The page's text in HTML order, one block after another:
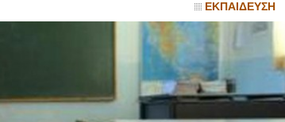
ΕΚΠΑΙΔΕΥΣΗ